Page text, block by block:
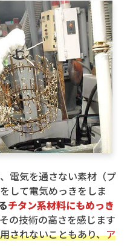
電気を通さない素材（プ
して電気めっきをしま
チタン系材料にもめっき
の技術の高さを感じます
されないこともあり、ア